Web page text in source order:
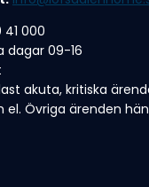
000
dagar 09-16
akuta, kritiska
Övriga ärenden